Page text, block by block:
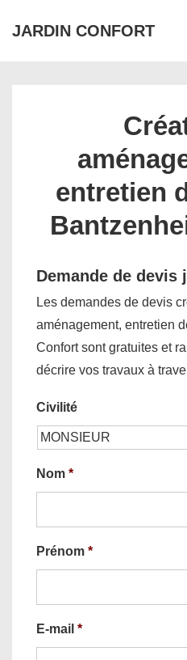
passer
JARDIN CONFORT
entretien
Demande de devis
Les demandes de devis
aménagement, entretien
Confort sont gratuites et
décrire vos travaux à
Civilité
Nom *
Prénom *
E-mail *